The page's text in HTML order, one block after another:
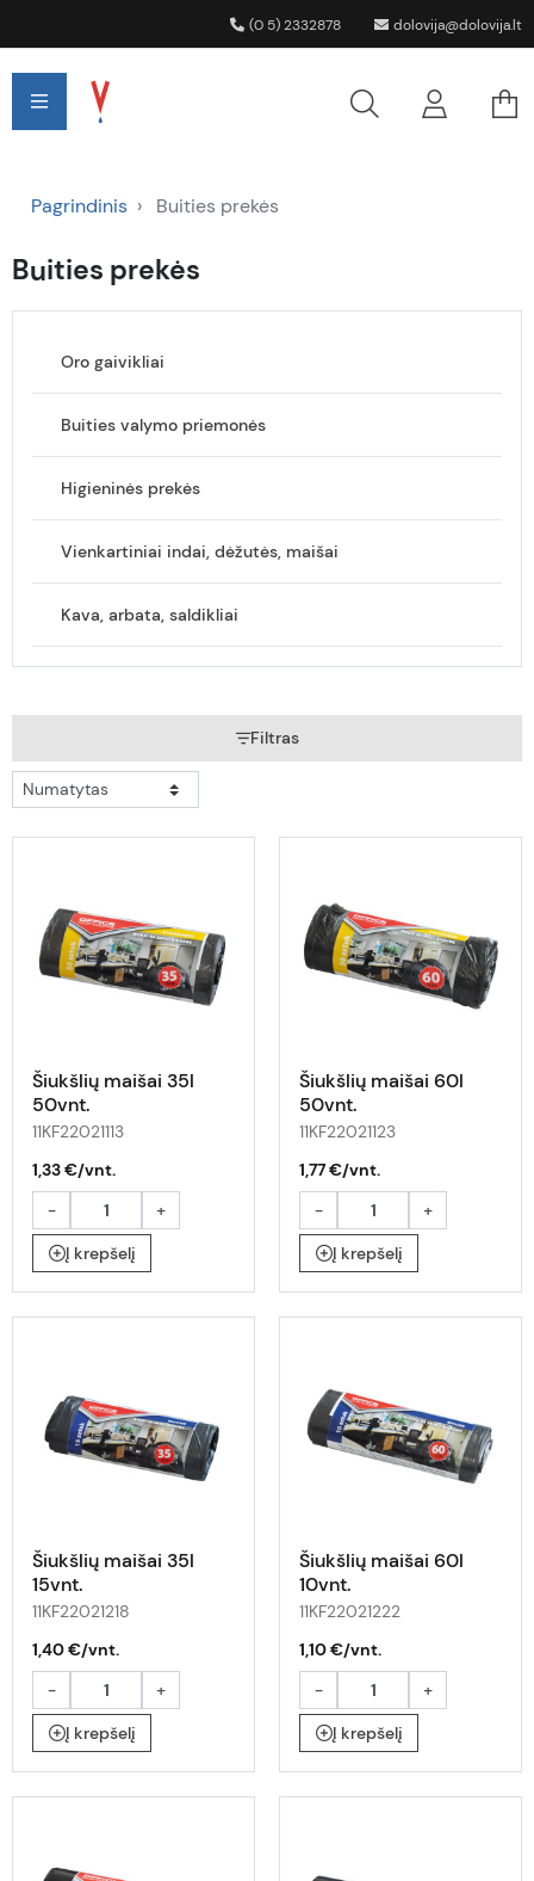
(0 5) 2332878 dolovija@dolovija.lt
Pagrindinis Buities prekės
Buities prekės
Oro gaivikliai
Buities valymo priemonės
Higieninės prekės
Vienkartiniai indai, dėžutės, maišai
Kava, arbata, saldikliai
Filtras
Šiukšlių maišai 35l
50vnt.
11KF22021113
1,33 €/vnt.
-
+
Į krepšelį
Šiukšlių maišai 60l
50vnt.
11KF22021123
1,77 €/vnt.
-
+
Į krepšelį
Šiukšlių maišai 35l
15vnt.
11KF22021218
1,40 €/vnt.
-
+
Į krepšelį
Šiukšlių maišai 60l
10vnt.
11KF22021222
1,10 €/vnt.
-
+
Į krepšelį